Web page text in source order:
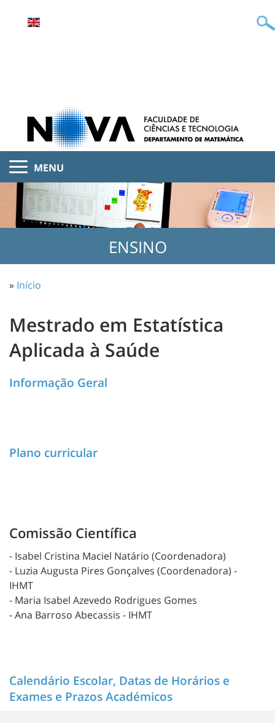
MENU
ENSINO
» Início
Mestrado em Estatística
Aplicada à Saúde
Informação Geral
Plano curricular
Comissão Científica
- Isabel Cristina Maciel Natário (Coordenadora)
- Luzia Augusta Pires Gonçalves (Coordenadora) -
IHMT
- Maria Isabel Azevedo Rodrigues Gomes
- Ana Barroso Abecassis - IHMT
Calendário Escolar, Datas de Horários e
Exames e Prazos Académicos